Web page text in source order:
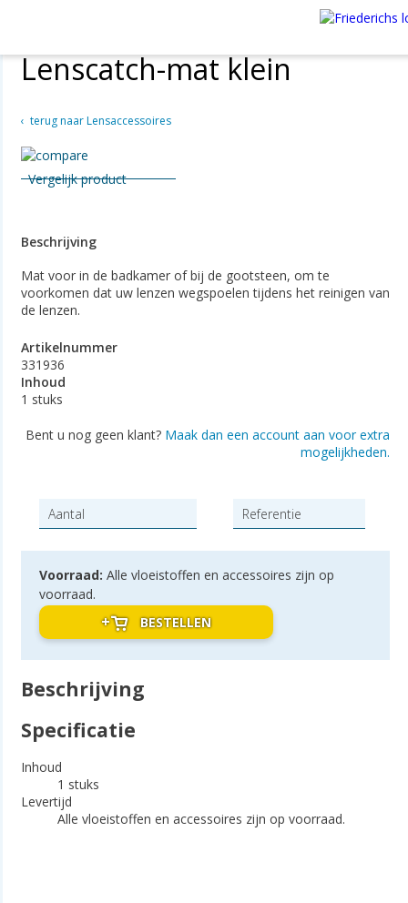
Lenscatch-mat klein
terug naar Lensaccessoires
Vergelijk product
Beschrijving
Mat voor in de badkamer of bij de gootsteen, om te
voorkomen dat uw lenzen wegspoelen tijdens het reinigen van
de lenzen.
Artikelnummer
331936
Inhoud
1 stuks
Bent u nog geen klant? Maak dan een account aan voor extra
mogelijkheden.
BESTELLEN
Voorraad: Alle vloeistoffen en accessoires zijn op
voorraad.
Beschrijving
Specificatie
Inhoud
1 stuks
Levertijd
Alle vloeistoffen en accessoires zijn op voorraad.